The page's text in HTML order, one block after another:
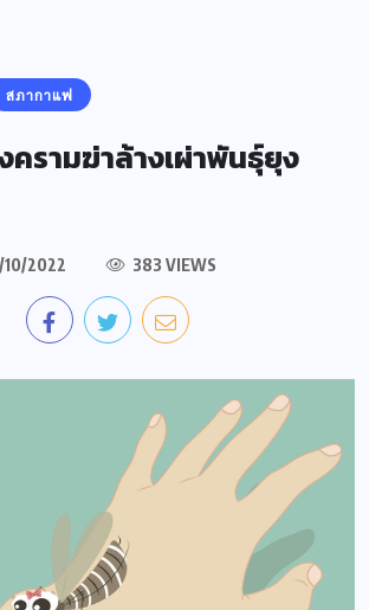
สภากาแฟ
รามฆ่าล้างเผ่าพันธุ์ยุง
10/2022 383 VIEWS